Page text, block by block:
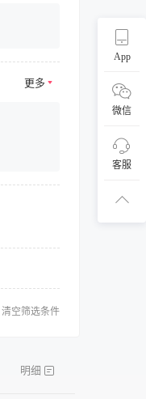
App
扫码
微信
客服
更多
清空筛选条件
明细